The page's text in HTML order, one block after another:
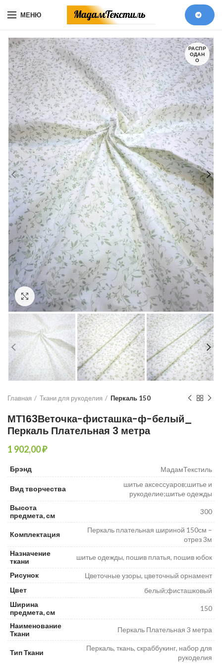
МЕНЮ
РАСПР
ОДАН
О
Увеличить
Главная Ткани для рукоделия Перкаль 150
МТ163Веточка-фисташка-ф-белый_
Перкаль Плательная 3 метра
₽
Брэнд МадамТекстиль
Вид творчества
шитье аксессуаров;шитье и
рукоделие;шитье одежды
Высота
предмета, см
300
Комплектация
Перкаль плательная шириной 150см –
отрез 3м
Назначение
ткани
шитье одежды, пошив платья, пошив юбок
Рисунок
Цветочные узоры, цветочный орнамент
Цвет
белый;фисташковый
Ширина
предмета, см
150
Наименование
Ткани
Перкаль Плательная 3 метра
Тип Ткани
Перкаль, ткань, скраббукинг, набор для
рукоделия